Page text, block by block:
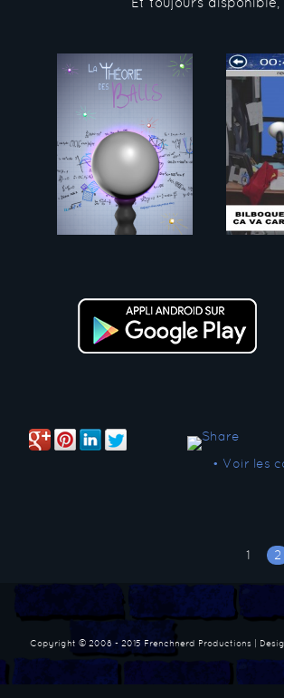
• Voir les
1 2
Copyright © 2008 - 2015 Frenchnerd Productions |